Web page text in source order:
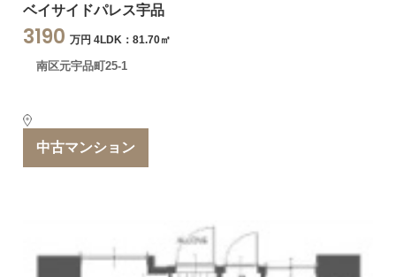
ベイサイドパレス宇品
3190 万円 4LDK：81.70㎡
南区元宇品町25-1
中古マンション